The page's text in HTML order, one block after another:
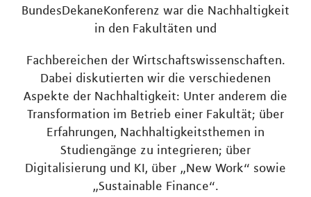
BundesDekaneKonferenz war die Nachhaltigkeit
in den Fakultäten und
Fachbereichen der Wirtschaftswissenschaften.
Dabei diskutierten wir die verschiedenen
Aspekte der Nachhaltigkeit: Unter anderem die
Transformation im Betrieb einer Fakultät; über
Erfahrungen, Nachhaltigkeitsthemen in
Studiengänge zu integrieren; über
Digitalisierung und KI, über „New Work“ sowie
„Sustainable Finance“.